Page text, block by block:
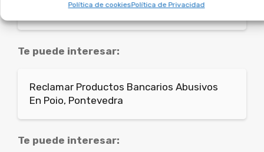
Política de cookiesPolítica de Privacidad
En Viveiro, Lugo
Te puede interesar:
Reclamar Productos Bancarios Abusivos
En Poio, Pontevedra
Te puede interesar: